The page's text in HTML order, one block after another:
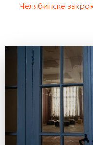
Челябинске